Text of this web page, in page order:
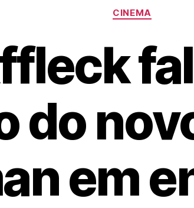
Categorias
CINEMA
do
em